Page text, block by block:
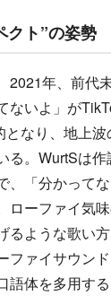
クト”の姿勢
年、前代
ないよ」が
なり、地上
る。WurtSは
、「分かって
ローファイ気
るような歌い
ファイサウン
語体を多用す